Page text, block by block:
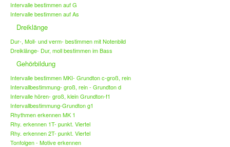
Intervalle bestimmen auf G
Intervalle bestimmen auf As
Dreiklänge
Dur-, Moll- und verm- bestimmen mit Notenbild
Dreiklänge- Dur, moll bestimmen im Bass
Gehörbildung
Intervalle bestimmen MKI- Grundton c-groß, rein
Intervallbestimmung- groß, rein - Grundton d
Intervalle hören- groß, klein Grundton-f1
Intervallbestimmung-Grundton g1
Rhythmen erkennen MK 1
Rhy. erkennen 1T- punkt. Viertel
Rhy. erkennen 2T- punkt. Viertel
Tonfolgen - Motive erkennen